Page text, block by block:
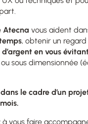
Atecna vous aident
, obtenir un
en vous
sous dimensionnée
le cadre d’un
vous faire